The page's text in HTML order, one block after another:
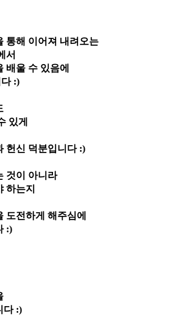
통해 이어져 내려오는
서
배울 수 있음에
:)
있게
헌신 덕분입니다 :)
것이 아니라
하는지
도전하게 해주심에
:)
다 :)